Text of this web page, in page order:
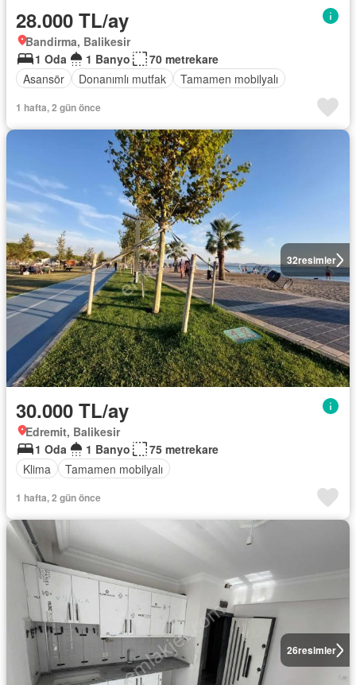
28.000 TL/ay
Bandirma, Balikesir
1 Oda
1 Banyo
70 metrekare
Asansör
Donanımlı mutfak Tamamen mobilyalı
1 hafta, 2 gün önce
32resimler
30.000 TL/ay
Edremit, Balikesir
1 Oda
1 Banyo
75 metrekare
Klima
Tamamen mobilyalı
1 hafta, 2 gün önce
26resimler